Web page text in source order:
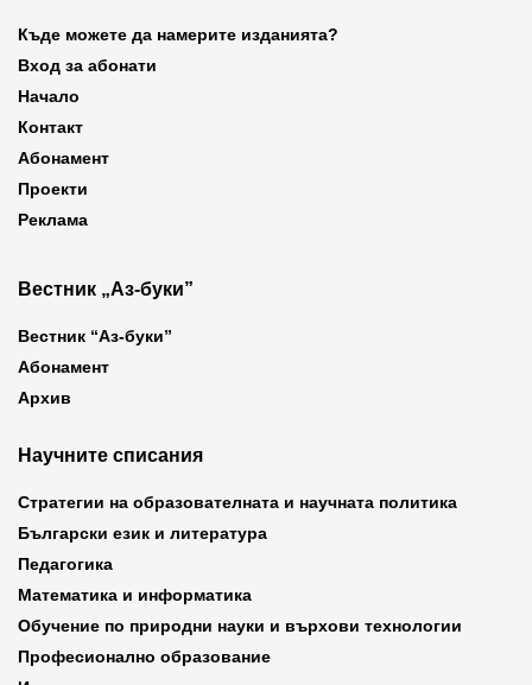
Къде можете да намерите изданията?
Вход за абонати
Начало
Контакт
Абонамент
Проекти
Реклама
Вестник „Аз-буки”
Вестник “Аз-буки”
Абонамент
Архив
Научните списания
Стратегии на образователната и научната политика
Български език и литература
Педагогика
Математика и информатика
Обучение по природни науки и върхови технологии
Професионално образование